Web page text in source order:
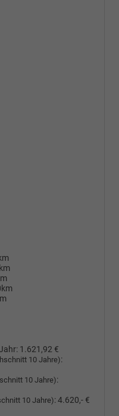
1.621,92 €
10 Jahre):
10 Jahre):
10 Jahre):4.620,- €